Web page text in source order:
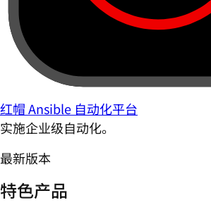
红帽 Ansible 自动化平台
实施企业级自动化。
最新版本
特色产品